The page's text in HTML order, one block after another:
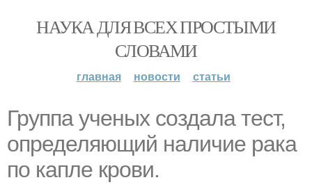
НАУКА ДЛЯ ВСЕХ ПРОСТЫМИ
СЛОВАМИ
главная новости статьи
Группа ученых создала тест,
определяющий наличие рака
по капле крови.